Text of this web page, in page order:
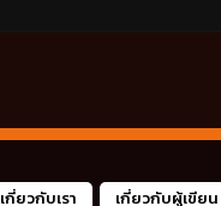
เกี่ยวกับเรา เกี่ยวกับผู้เขียน